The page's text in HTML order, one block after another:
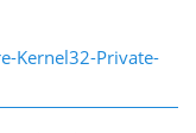
Kernel32-Private-